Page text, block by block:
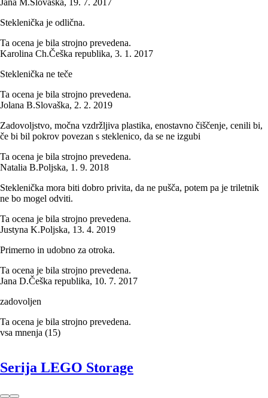
Jana M.Slovaška, 19. 7. 2017
Steklenička je odlična.
Ta ocena je bila strojno prevedena.
Karolina Ch.Češka republika, 3. 1. 2017
Steklenička ne teče
Ta ocena je bila strojno prevedena.
Jolana B.Slovaška, 2. 2. 2019
Zadovoljstvo, močna vzdržljiva plastika, enostavno čiščenje, cenili bi,
če bi bil pokrov povezan s steklenico, da se ne izgubi
Ta ocena je bila strojno prevedena.
Natalia B.Poljska, 1. 9. 2018
Steklenička mora biti dobro privita, da ne pušča, potem pa je triletnik
ne bo mogel odviti.
Ta ocena je bila strojno prevedena.
Justyna K.Poljska, 13. 4. 2019
Primerno in udobno za otroka.
Ta ocena je bila strojno prevedena.
Jana D.Češka republika, 10. 7. 2017
zadovoljen
Ta ocena je bila strojno prevedena.
vsa mnenja (15)
Serija LEGO Storage